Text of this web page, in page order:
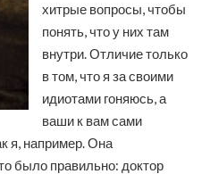
хитрые вопросы, чтобы
понять, что у них там
внутри. Отличие только
в том, что я за своими
идиотами гоняюсь, а
ваши к вам сами
я, например. Она
было правильно: доктор